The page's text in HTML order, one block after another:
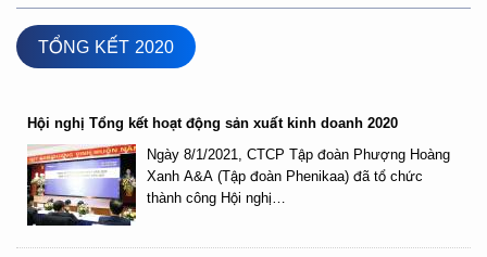
TỔNG KẾT 2020
Hội nghị Tổng kết hoạt động sản xuất kinh doanh 2020
Ngày 8/1/2021, CTCP Tập đoàn Phượng Hoàng
Xanh A&A (Tập đoàn Phenikaa) đã tổ chức
thành công Hội nghị…